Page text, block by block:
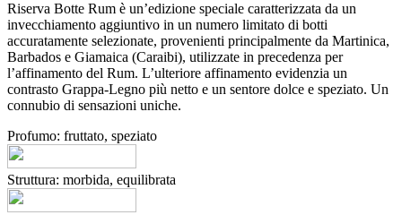
Riserva Botte Rum è un’edizione speciale caratterizzata da un
invecchiamento aggiuntivo in un numero limitato di botti
accuratamente selezionate, provenienti principalmente da Martinica,
Barbados e Giamaica (Caraibi), utilizzate in precedenza per
l’affinamento del Rum. L’ulteriore affinamento evidenzia un
contrasto Grappa-Legno più netto e un sentore dolce e speziato. Un
connubio di sensazioni uniche.
Profumo: fruttato, speziato
Struttura: morbida, equilibrata